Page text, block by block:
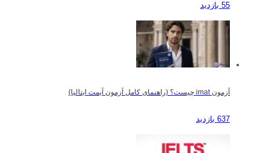
55 بازدید
آزمون imat چیست؟ (راهنمای کامل آزمون آیمت ایتالیا)
637 بازدید